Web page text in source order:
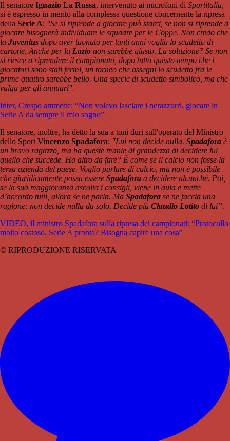
Il senatore Ignazio La Russa, intervenuto ai microfoni di Sportitalia,
si è espresso in merito alla complessa questione concernente la ripresa
della Serie A: "Se si riprende a giocare può starci, se non si riprende a
giocare bisognerà individuare le squadre per le Coppe. Non credo che
la Juventus dopo aver tuonato per tanti anni voglia lo scudetto di
cartone. Anche per la Lazio non sarebbe giusto. La soluzione? Se non
si riesce a riprendere il campionato, dopo tutto questo tempo che i
giocatori sono stati fermi, un torneo che assegni lo scudetto fra le
prime quattro sarebbe bello. Una specie di scudetto simbolico, ma che
valga per gli annuari".
Inter, Crespo ammette: “Non volevo lasciare i nerazzurri, giocare in
Serie A da sempre il mio sogno”
Il senatore, inoltre, ha detto la sua a toni duri sull'operato del Ministro
dello SportVincenzo Spadafora: "Lui non decide nulla. Spadafora è
un bravo ragazzo, ma ha queste manie di grandezza di decidere lui
quello che succede. Ha altro da fare? È come se il calcio non fosse la
terza azienda del paese. Voglio parlare di calcio, ma non è possibile
che giuridicamente possa essere Spadafora a decidere alcunché. Poi,
se la sua maggioranza ascolta i consigli, viene in aula e mette
d’accordo tutti, allora se ne parla. Ma Spadafora se ne faccia una
ragione: non decide nulla da solo. Decide più Claudio Lotito di lui”.
VIDEO, il ministro Spadafora sulla ripresa dei campionati: “Protocollo
molto costoso. Serie A pronta? Bisogna capire una cosa”
© RIPRODUZIONE RISERVATA